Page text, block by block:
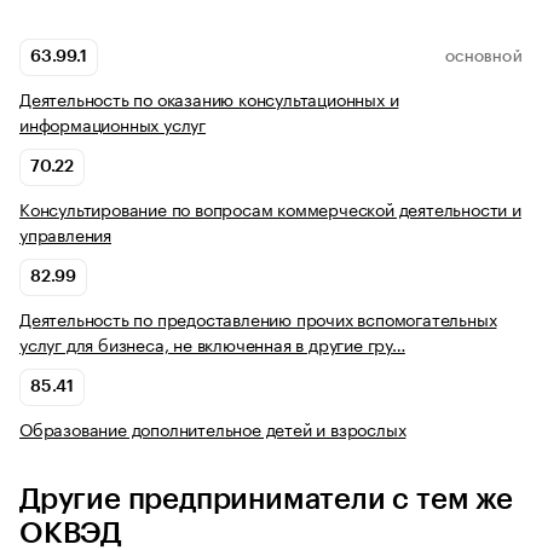
63.99.1 ОСНОВНОЙ
Деятельность по оказанию консультационных и
информационных услуг
70.22
Консультирование по вопросам коммерческой деятельности и
управления
82.99
Деятельность по предоставлению прочих вспомогательных
услуг для бизнеса, не включенная в другие гру…
85.41
Образование дополнительное детей и взрослых
Другие предприниматели с тем же
ОКВЭД